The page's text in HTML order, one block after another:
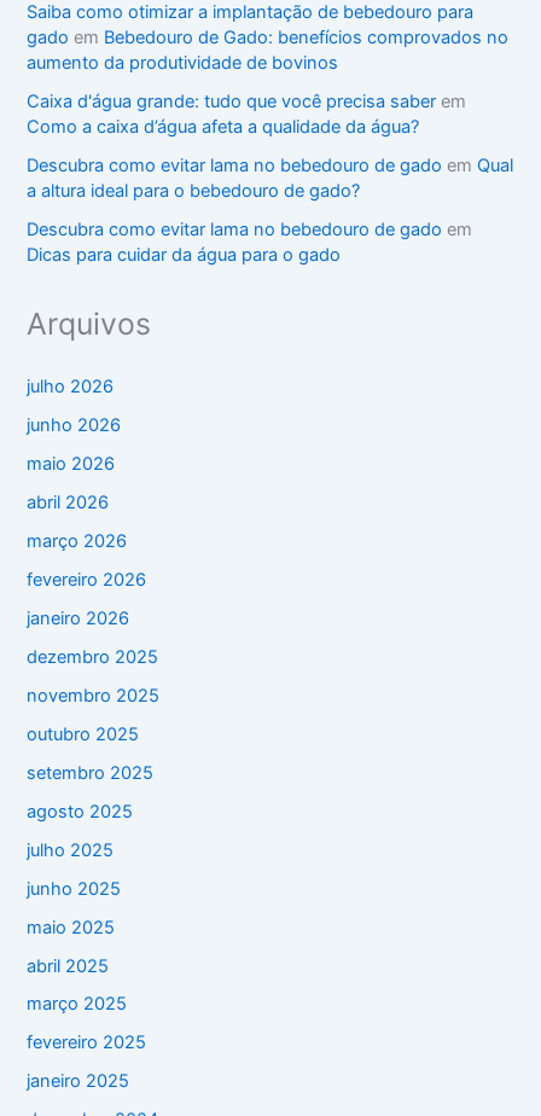
Saiba como otimizar a implantação de bebedouro para
gado em Bebedouro de Gado: benefícios comprovados no
aumento da produtividade de bovinos
Caixa d'água grande: tudo que você precisa saber em
Como a caixa d’água afeta a qualidade da água?
Descubra como evitar lama no bebedouro de gado em Qual
a altura ideal para o bebedouro de gado?
Descubra como evitar lama no bebedouro de gado em
Dicas para cuidar da água para o gado
Arquivos
julho 2026
junho 2026
maio 2026
abril 2026
março 2026
fevereiro 2026
janeiro 2026
dezembro 2025
novembro 2025
outubro 2025
setembro 2025
agosto 2025
julho 2025
junho 2025
maio 2025
abril 2025
março 2025
fevereiro 2025
janeiro 2025